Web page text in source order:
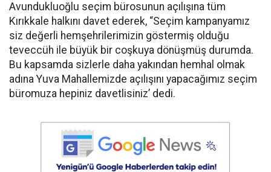
Avundukluoğlu seçim bürosunun açılışına tüm
Kırıkkale halkını davet ederek, “Seçim kampanyamız
siz değerli hemşehrilerimizin göstermiş olduğu
teveccüh ile büyük bir coşkuya dönüşmüş durumda.
Bu kapsamda sizlerle daha yakından hemhal olmak
adına Yuva Mahallemizde açılışını yapacağımız seçim
büromuza hepiniz davetlisiniz’ dedi.